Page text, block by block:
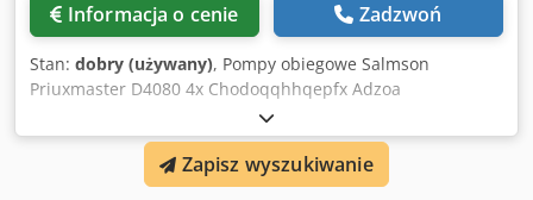
Informacja o cenie Zadzwoń
Stan: dobry (używany), Pompy obiegowe Salmson
Priuxmaster D4080 4x Chodoqqhhqepfx Adzoa
Zapisz wyszukiwanie